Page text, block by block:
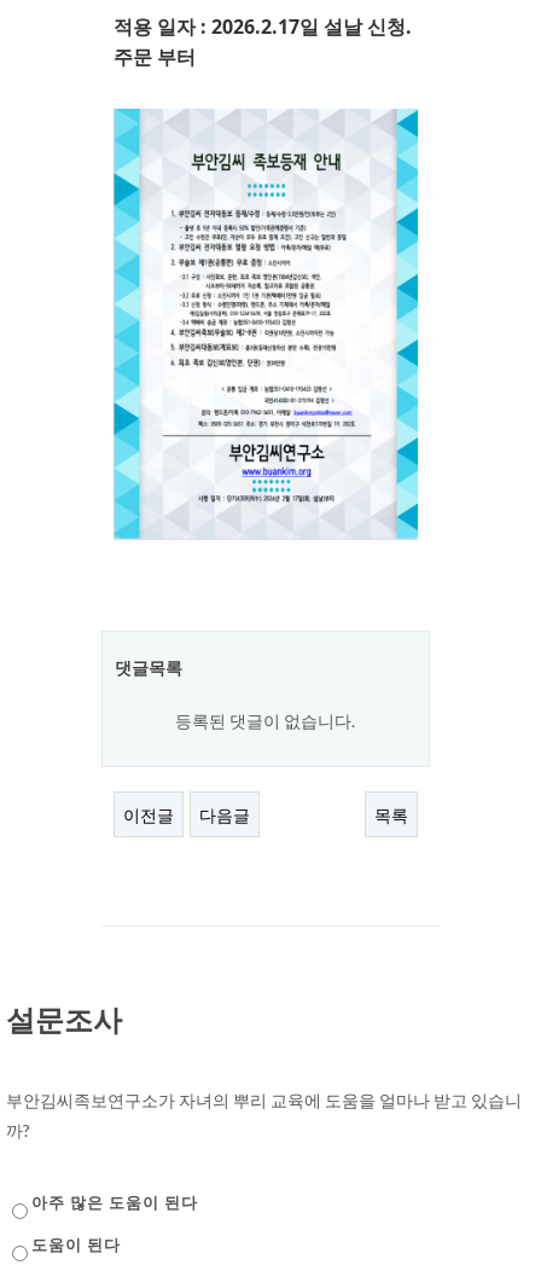
적용 일자 : 2026.2.17일 설날 신청.
주문 부터
댓글목록
등록된 댓글이 없습니다.
이전글 다음글 목록
설문조사
부안김씨족보연구소가 자녀의 뿌리 교육에 도움을 얼마나 받고 있습니
까?
아주 많은 도움이 된다
도움이 된다